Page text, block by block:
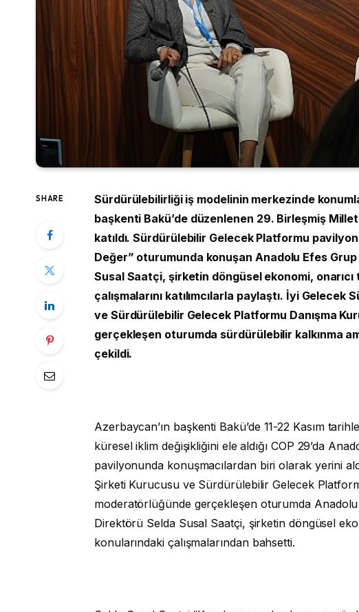
SHARE
Sürdürülebilirliği iş modelinin merkezinde
başkenti Bakü’de düzenlenen 29. Birleşmiş
katıldı. Sürdürülebilir Gelecek Platformu
Değer” oturumunda konuşan Anadolu Efes
Susal Saatçi, şirketin döngüsel ekonomi,
çalışmalarını katılımcılarla paylaştı. İyi
ve Sürdürülebilir Gelecek Platformu Danışma
gerçekleşen oturumda sürdürülebilir kalkınma
çekildi.
Azerbaycan’ın başkenti Bakü’de 11-22 Kasım
küresel iklim değişikliğini ele aldığı COP 29’da
pavilyonunda konuşmacılardan biri olarak yerini
Şirketi Kurucusu ve Sürdürülebilir Gelecek
moderatörlüğünde gerçekleşen oturumda
Direktörü Selda Susal Saatçi, şirketin döngüsel
konularındaki çalışmalarından bahsetti.